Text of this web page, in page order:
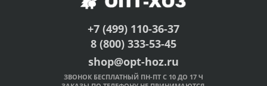
+7 (499) 110-36-37
8 (800) 333-53-45
shop@opt-hoz.ru
ЗВОНОК БЕСПЛАТНЫЙ ПН-ПТ С 10 ДО 17 Ч